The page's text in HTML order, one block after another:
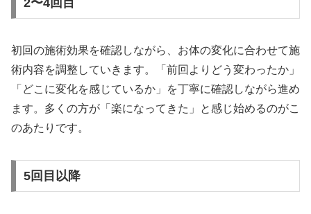
2〜4回目
初回の施術効果を確認しながら、お体の変化に合わせて施
術内容を調整していきます。「前回よりどう変わったか」
「どこに変化を感じているか」を丁寧に確認しながら進め
ます。多くの方が「楽になってきた」と感じ始めるのがこ
のあたりです。
5回目以降